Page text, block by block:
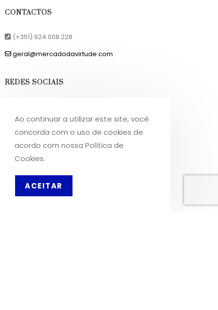
CONTACTOS
(+351) 924 008 228
geral@mercadodavirtude.com
REDES SOCIAIS
Instagram
Sobre Nós
Ao continuar a utilizar este site, você
concorda com o uso de cookies de
acordo com nossa Política de
Cookies.
ACEITAR